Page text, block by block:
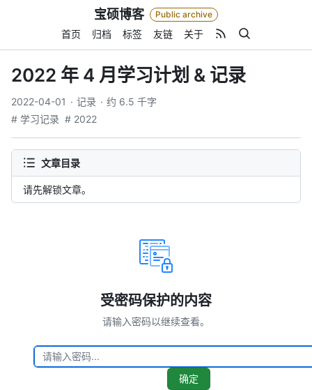
宝硕博客 Public archive
首页 归档 标签 友链 关于
2022 年 4 月学习计划 & 记录
2022-04-01 记录
约 6.5 千字
# 学习记录 # 2022
文章目录
请先解锁文章。
可
能
受密码保护的内容
请输入密码以继续查看。
确定